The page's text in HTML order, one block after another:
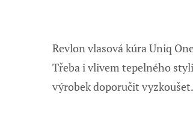
Revlon vlasová kúra Uniq
Třeba i vlivem tepelného
výrobek doporučit vyzkoušet.